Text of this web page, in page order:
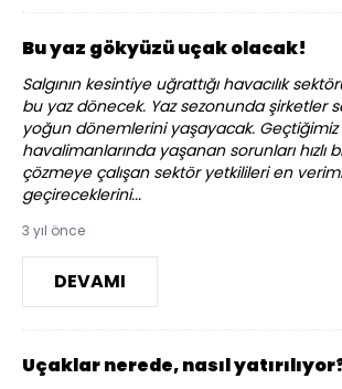
Bu yaz gökyüzü uçak olacak!
Salgının kesintiye uğrattığı havacılık
bu yaz dönecek. Yaz sezonunda şirketler
yoğun dönemlerini yaşayacak. Geçtiğimiz
havalimanlarında yaşanan sorunları hızlı
çözmeye çalışan sektör yetkilileri en
geçireceklerini...
3 yıl önce
DEVAMI
Uçaklar nerede, nasıl